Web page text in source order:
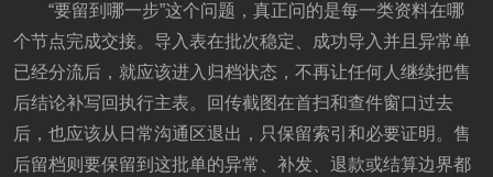
“要留到哪一步”这个问题，真正问的是每一类资料在哪
个节点完成交接。导入表在批次稳定、成功导入并且异常单
已经分流后，就应该进入归档状态，不再让任何人继续把售
后结论补写回执行主表。回传截图在首扫和查件窗口过去
后，也应该从日常沟通区退出，只保留索引和必要证明。售
后留档则要保留到这批单的异常、补发、退款或结算边界都